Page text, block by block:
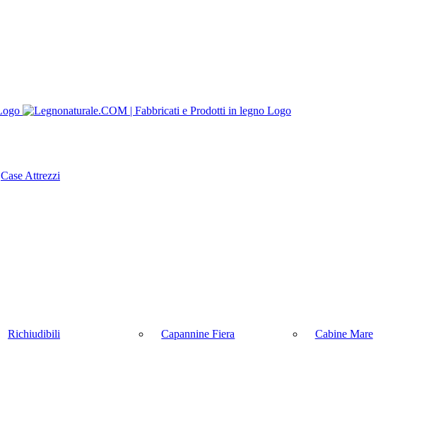
Case Attrezzi
Richiudibili Capannine Fiera Cabine Mare